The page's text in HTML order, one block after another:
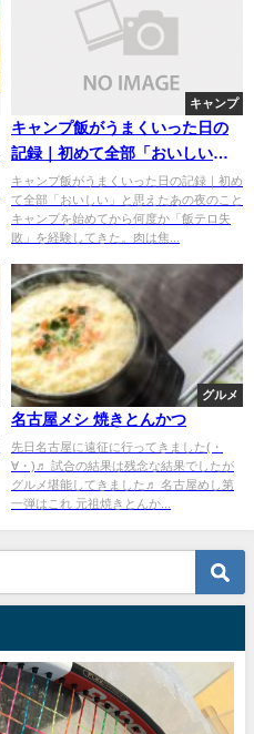
キャンプ
キャンプ飯がうまくいった日の
記録｜初めて全部「おいしい」
と思えたあの夜のこと
キャンプ飯がうまくいった日の記録｜初め
て全部「おいしい」と思えたあの夜のこと
キャンプを始めてから何度か「飯テロ失
敗」を経験してきた。肉は焦...
グルメ
名古屋メシ 焼きとんかつ
先日名古屋に遠征に行ってきました(・
∀・)♬ 試合の結果は残念な結果でしたが
グルメ堪能してきました♬ 名古屋めし第
一弾はこれ 元祖焼きとんか...